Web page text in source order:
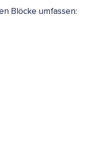
Blöcke umfassen: